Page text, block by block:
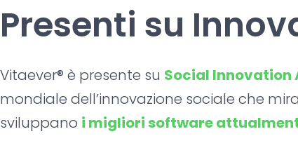
Presenti su
Vitaever® è presente su Social Innovation
mondiale dell’innovazione sociale che
sviluppano i migliori software